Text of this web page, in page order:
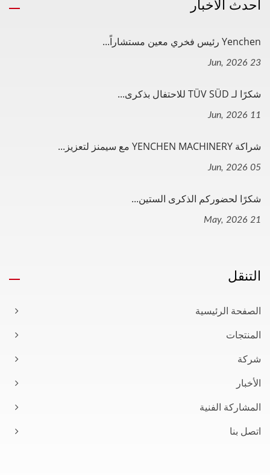
أحدث الأخبار
Yenchen رئيس فخري معين مستشاراً...
23 Jun, 2026
شكرًا لـ TÜV SÜD للاحتفال بذكرى...
11 Jun, 2026
شراكة YENCHEN MACHINERY مع سيمنز لتعزيز...
05 Jun, 2026
شكرًا لحضوركم الذكرى الستين...
21 May, 2026
التنقل
الصفحة الرئيسية
المنتجات
شركة
الأخبار
المشاركة الفنية
اتصل بنا